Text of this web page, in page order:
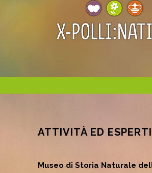
ATTIVITÀ ED
Museo di Storia Naturale